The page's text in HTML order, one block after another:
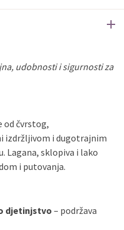
Jednokratno
udobnosti i sigurnosti za
od čvrstog,
izdržljivom i dugotrajnim
Lagana, sklopiva i lako
i putovanja.
djetinjstvo – podržava